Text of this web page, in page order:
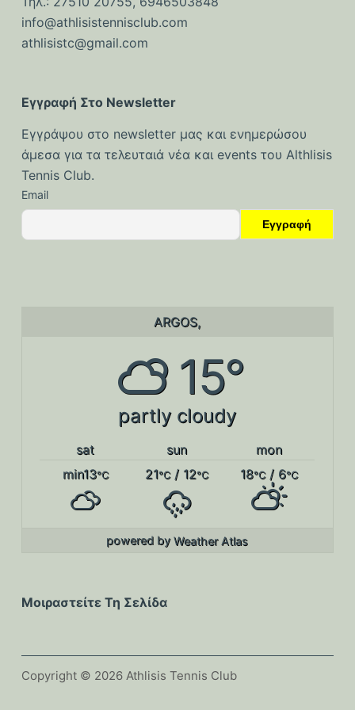
ό
ο
info@athlisistennisclub.com
athlisistc@gmail.com
Εγγραφή Στο Newsletter
Εγγράψου στο newsletter μας και ενημερώσου
άμεσα για τα τελευταιά νέα και events του Althlisis
Tennis Club.
Email
ARGOS,
15°
partly cloudy
sat sun
mon
min13°C 21°C/ 12°C 18°C/ 6°C
powered byWeather Atlas
Μοιραστείτε Τη Σελίδα
Copyright © 2026 Athlisis Tennis Club